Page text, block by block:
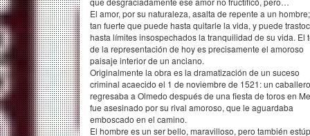
El amor, por su naturaleza, asalta de repente a un
tan fuerte que puede hasta quitarle la vida, y puede
hasta límites insospechados la tranquilidad de su vida. El
de la representación de hoy es precisamente el amoroso
paisaje interior de un anciano.
Originalmente la obra es la dramatización de un suceso
criminal acaecido el 1 de noviembre de 1521: un
regresaba a Olmedo después de una fiesta de toros en
fue asesinado por su rival amoroso, que le aguardaba
emboscado en el camino.
El hombre es un ser bello, maravilloso, pero también